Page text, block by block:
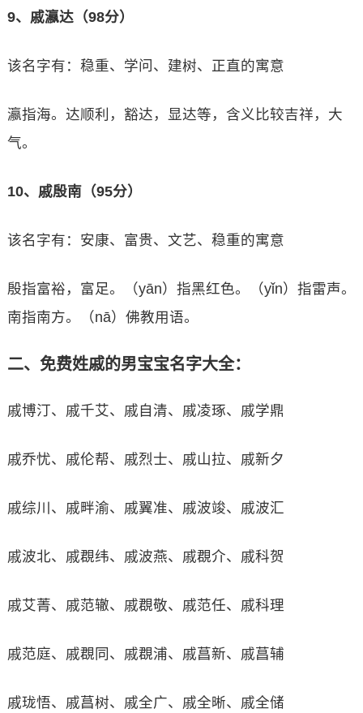
9、戚瀛达（98分）
该名字有：稳重、学问、建树、正直的寓意
瀛指海。达顺利，豁达，显达等，含义比较吉祥，大
气。
10、戚殷南（95分）
该名字有：安康、富贵、文艺、稳重的寓意
殷指富裕，富足。（yān）指黑红色。（yǐn）指雷声。
南指南方。（nā）佛教用语。
二、免费姓戚的男宝宝名字大全：
戚博汀、戚千艾、戚自清、戚凌琢、戚学鼎
戚乔忧、戚伦帮、戚烈士、戚山拉、戚新夕
戚综川、戚畔渝、戚翼准、戚波竣、戚波汇
戚波北、戚覠纬、戚波燕、戚覠介、戚科贺
戚艾菁、戚范辙、戚覠敬、戚范任、戚科理
戚范庭、戚覠同、戚覠浦、戚菖新、戚菖辅
戚珑悟、戚菖树、戚全广、戚全晰、戚全储